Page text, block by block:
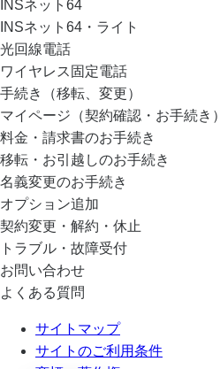
INSネット64
INSネット64・ライト
光回線電話
ワイヤレス固定電話
手続き（移転、変更）
マイページ（契約確認・お手続き）
料金・請求書のお手続き
移転・お引越しのお手続き
名義変更のお手続き
オプション追加
契約変更・解約・休止
トラブル・故障受付
お問い合わせ
よくある質問
サイトマップ
サイトのご利用条件